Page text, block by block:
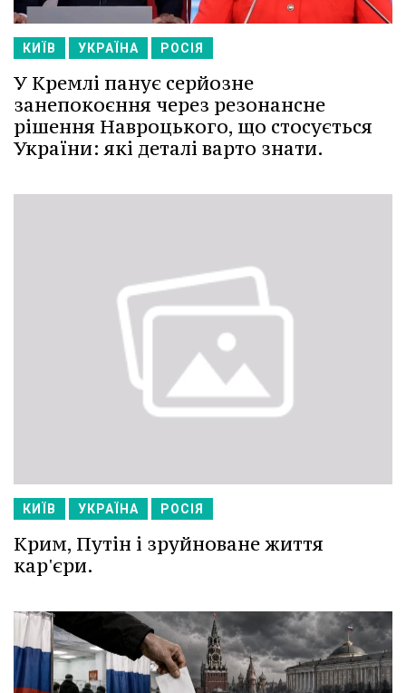
КИЇВ УКРАЇНА РОСІЯ
У Кремлі панує серйозне
занепокоєння через резонансне
рішення Навроцького, що стосується
України: які деталі варто знати.
КИЇВ УКРАЇНА РОСІЯ
Крим, Путін і зруйноване життя
кар'єри.